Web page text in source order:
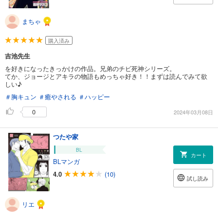
まちゃ
購入済み
吉池先生
を好きになったきっかけの作品。兄弟のチビ死神シリーズ。
てか、ジョージとアキラの物語もめっちゃ好き！！まずは読んでみて欲
しい♪
＃胸キュン ＃癒やされる ＃ハッピー
0
2024年03月08日
つたや家
BL
BLマンガ
4.0
(10)
カート
試し読み
リエ